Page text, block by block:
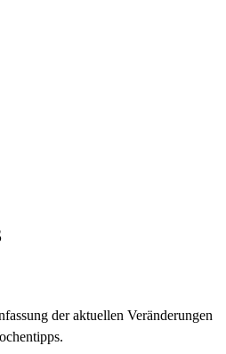
der aktuellen Veränderungen